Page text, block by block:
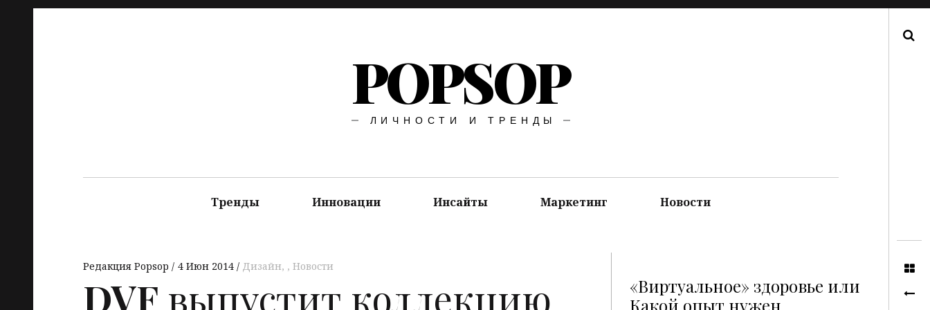
POPSOP
ЛИЧНОСТИ И ТРЕНДЫ
Тренды Инновации Инсайты Маркетинг Новости
Редакция Popsop 4 Июн 2014 Дизайн, Новости
DVF выпустит коллекцию
«Виртуальное» здоровье или
Какой опыт нужен